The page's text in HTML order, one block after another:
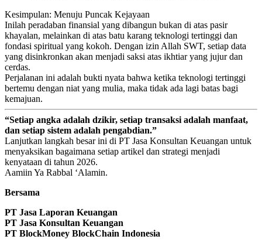
Kesimpulan: Menuju Puncak Kejayaan
Inilah peradaban finansial yang dibangun bukan di atas pasir
khayalan, melainkan di atas batu karang teknologi tertinggi dan
fondasi spiritual yang kokoh. Dengan izin Allah SWT, setiap data
yang disinkronkan akan menjadi saksi atas ikhtiar yang jujur dan
cerdas.
Perjalanan ini adalah bukti nyata bahwa ketika teknologi tertinggi
bertemu dengan niat yang mulia, maka tidak ada lagi batas bagi
kemajuan.
“Setiap angka adalah dzikir, setiap transaksi adalah manfaat,
dan setiap sistem adalah pengabdian.”
Lanjutkan langkah besar ini di PT Jasa Konsultan Keuangan untuk
menyaksikan bagaimana setiap artikel dan strategi menjadi
kenyataan di tahun 2026.
Aamiin Ya Rabbal ‘Alamin.
Bersama
PT Jasa Laporan Keuangan
PT Jasa Konsultan Keuangan
PT BlockMoney BlockChain Indonesia